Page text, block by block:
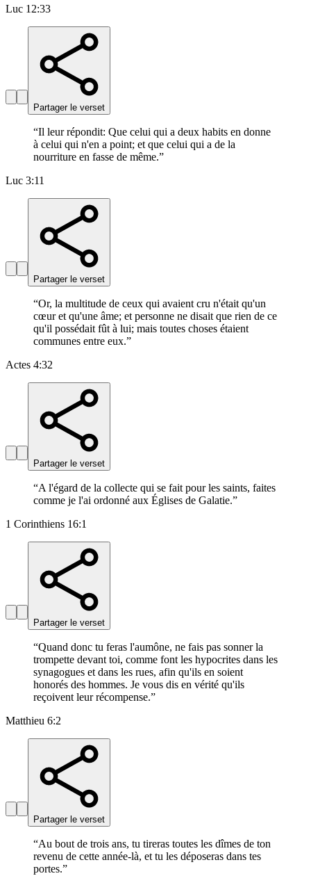
Luc 12:33
Partager le verset
“Il leur répondit: Que celui qui a deux habits en donne
à celui qui n'en a point; et que celui qui a de la
nourriture en fasse de même.”
Luc 3:11
Partager le verset
“Or, la multitude de ceux qui avaient cru n'était qu'un
cœur et qu'une âme; et personne ne disait que rien de ce
qu'il possédait fût à lui; mais toutes choses étaient
communes entre eux.”
Actes 4:32
Partager le verset
“A l'égard de la collecte qui se fait pour les saints, faites
comme je l'ai ordonné aux Églises de Galatie.”
1 Corinthiens 16:1
Partager le verset
“Quand donc tu feras l'aumône, ne fais pas sonner la
trompette devant toi, comme font les hypocrites dans les
synagogues et dans les rues, afin qu'ils en soient
honorés des hommes. Je vous dis en vérité qu'ils
reçoivent leur récompense.”
Matthieu 6:2
Partager le verset
“Au bout de trois ans, tu tireras toutes les dîmes de ton
revenu de cette année-là, et tu les déposeras dans tes
portes.”